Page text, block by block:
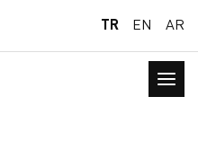
TR EN AR